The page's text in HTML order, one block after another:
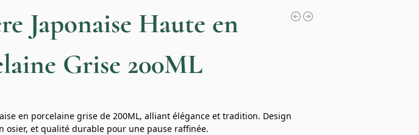
Japonaise Haute en
Grise 200ML
en porcelaine grise de 200ML, alliant élégance et tradition. Design
osier, et qualité durable pour une pause raffinée.